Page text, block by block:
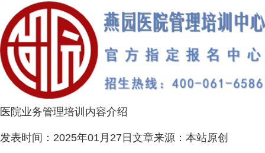
医院业务管理培训内容介绍
发表时间： 2025年01月27日 文章来源： 本站原创